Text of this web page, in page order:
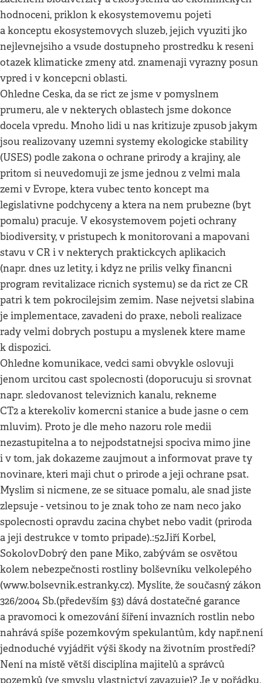
hodnoceni, priklon k ekosystemovemu pojeti
a konceptu ekosystemovych sluzeb, jejich vyuziti jko
nejlevnejsiho a vsude dostupneho prostredku k reseni
otazek klimaticke zmeny atd. znamenaji vyrazny posun
vpred i v koncepcni oblasti.
Ohledne Ceska, da se rict ze jsme v pomyslnem
prumeru, ale v nekterych oblastech jsme dokonce
docela vpredu. Mnoho lidi u nas kritizuje zpusob jakym
jsou realizovany uzemni systemy ekologicke stability
(USES) podle zakona o ochrane prirody a krajiny, ale
pritom si neuvedomuji ze jsme jednou z velmi mala
zemi v Evrope, ktera vubec tento koncept ma
legislativne podchyceny a ktera na nem prubezne (byt
pomalu) pracuje. V ekosystemovem pojeti ochrany
biodiversity, v pristupech k monitorovani a mapovani
stavu v CR i v nekterych praktickcych aplikacich
(napr. dnes uz letity, i kdyz ne prilis velky financni
program revitalizace ricnich systemu) se da rict ze CR
patri k tem pokrocilejsim zemim. Nase nejvetsi slabina
je implementace, zavadeni do praxe, neboli realizace
rady velmi dobrych postupu a myslenek ktere mame
k dispozici.
Ohledne komunikace, vedci sami obvykle oslovuji
jenom urcitou cast spolecnosti (doporucuju si srovnat
napr. sledovanost televiznich kanalu, rekneme
CT2 a kterekoliv komercni stanice a bude jasne o cem
mluvim). Proto je dle meho nazoru role medii
nezastupitelna a to nejpodstatnejsi spociva mimo jine
i v tom, jak dokazeme zaujmout a informovat prave ty
novinare, kteri maji chut o prirode a jeji ochrane psat.
Myslim si nicmene, ze se situace pomalu, ale snad jiste
zlepsuje - vetsinou to je znak toho ze nam neco jako
spolecnosti opravdu zacina chybet nebo vadit (priroda
a jeji destrukce v tomto pripade).:52Jiří Korbel,
SokolovDobrý den pane Miko, zabývám se osvětou
kolem nebezpečnosti rostliny bolševníku velkolepého
(www.bolsevnik.estranky.cz). Myslíte, že současný zákon
326/2004 Sb.(především §3) dává dostatečné garance
a pravomoci k omezování šíření invazních rostlin nebo
nahrává spíše pozemkovým spekulantům, kdy např.není
jednoduché vyjádřit výši škody na životním prostředí?
Není na místě větší disciplína majitelů a správců
pozemků (ve smyslu vlastnictví zavazuje)? Je v pořádku,